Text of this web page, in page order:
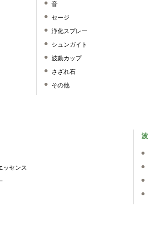
音
セージ
浄化スプレー
シュンガイト
波動カップ
さざれ石
その他
ッセンス